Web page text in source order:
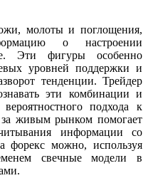
молоты и поглощения,
о настроении
Эти фигуры особенно
уровней поддержки и
тенденции. Трейдер
эти комбинации и
подхода к
за живым рынком помогает
информации со
форекс можно, используя
свечные модели в